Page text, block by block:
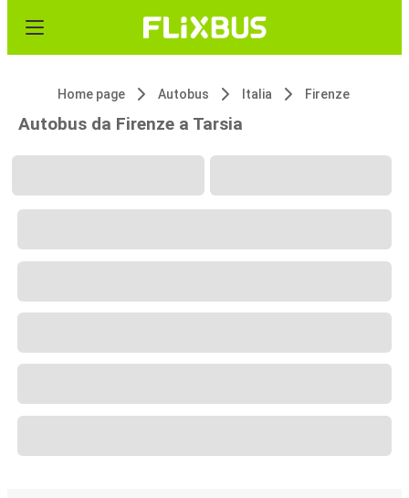
Home page Autobus Italia Firenze
Autobus da Firenze a Tarsia